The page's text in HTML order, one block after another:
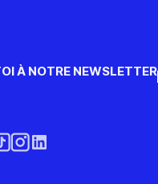
À NOTRE NEWSLETTER